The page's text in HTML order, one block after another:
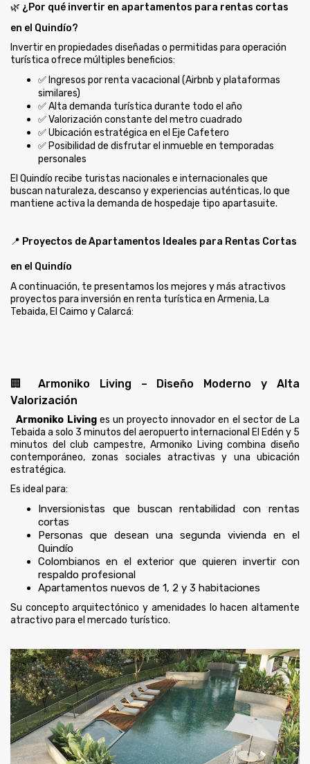
🌿 ¿Por qué invertir en apartamentos para rentas cortas
en el Quindío?
Invertir en propiedades diseñadas o permitidas para operación
turística ofrece múltiples beneficios:
✅ Ingresos por renta vacacional (Airbnb y plataformas
similares)
✅ Alta demanda turística durante todo el año
✅ Valorización constante del metro cuadrado
✅ Ubicación estratégica en el Eje Cafetero
✅ Posibilidad de disfrutar el inmueble en temporadas
personales
El Quindío recibe turistas nacionales e internacionales que
buscan naturaleza, descanso y experiencias auténticas, lo que
mantiene activa la demanda de hospedaje tipo apartasuite.
📍 Proyectos de Apartamentos Ideales para Rentas Cortas
en el Quindío
A continuación, te presentamos los mejores y más atractivos
proyectos para inversión en renta turística en Armenia, La
Tebaida, El Caimo y Calarcá:
🏢 Armoniko Living – Diseño Moderno y Alta
Valorización
Armoniko Living es un proyecto innovador en el sector de La
Tebaida a solo 3 minutos del aeropuerto internacional El Edén y 5
minutos del club campestre, Armoniko Living combina diseño
contemporáneo, zonas sociales atractivas y una ubicación
estratégica.
Es ideal para:
Inversionistas que buscan rentabilidad con rentas
cortas
Personas que desean una segunda vivienda en el
Quindío
Colombianos en el exterior que quieren invertir con
respaldo profesional
Apartamentos nuevos de 1, 2 y 3 habitaciones
Su concepto arquitectónico y amenidades lo hacen altamente
atractivo para el mercado turístico.